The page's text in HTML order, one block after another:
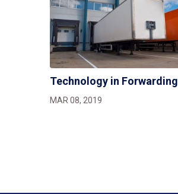
Technology in Forwarding
MAR 08, 2019